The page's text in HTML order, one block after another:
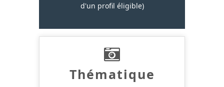
d'un profil éligible)
Thématique